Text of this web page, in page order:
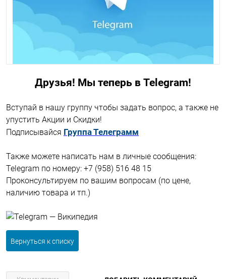
Друзья! Мы теперь в Telegram!
Вступай в нашу группу чтобы задать вопрос, а также не
упустить Акции и Скидки!
Подписывайся Группа Телеграмм
Также можете написать нам в личные сообщения:
Telegram по номеру: +7 (958) 516 48 15
Проконсультируем по вашим вопросам (по цене,
наличию товара и тп.)
Вернуться к списку